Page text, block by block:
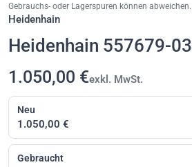
Gebrauchs- oder Lagerspuren können abweichen.
Heidenhain
Heidenhain 557679-03
1.050,00 €exkl. MwSt.
Neu
1.050,00 €
Gebraucht